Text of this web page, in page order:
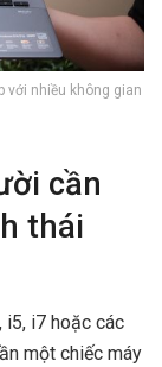
với nhiều không gian
cần
thái
i5, i7 hoặc các
một chiếc máy